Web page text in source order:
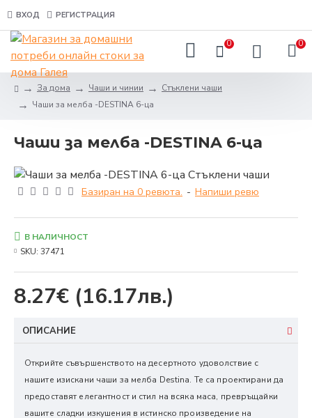
ВХОД РЕГИСТРАЦИЯ
0 0
За дома Чаши и чинии
Стъклени чаши
Чаши за мелба -DESTINA 6-ца
Чаши за мелба -DESTINA 6-ца
Базиран на 0 ревюта. - Напиши ревю
8.27€ (16.17лв.)
В НАЛИЧНОСТ
SKU: 37471
ОПИСАНИЕ
Открийте съвършенството на десертното удоволствие с
нашите изискани чаши за мелба Destina. Те са проектирани да
предоставят елегантност и стил на всяка маса, превръщайки
вашите сладки изкушения в истинско произведение на